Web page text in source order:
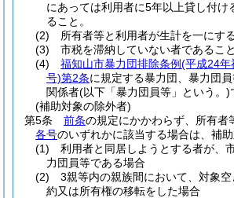
にあっては利用者に5年以上貸し付け
ること。
(2)
所有者等と利用者が生計を一にす
(3)
市税を滞納していない者であること
(4)
福知山市暴力団排除条例(平成24年
号)第2条に規定する暴力団、暴力団
関係者(以下「暴力団員等」という。)
(補助対象の除外者)
第5条
前条の規定にかかわらず、所有者
各号のいずれかに該当する場合は、補助
(1)
利用者と同居しようとする者が、
力団員等である場合
(2)
3親等内の親族間において、対象
約又は所有権の移転をした場合